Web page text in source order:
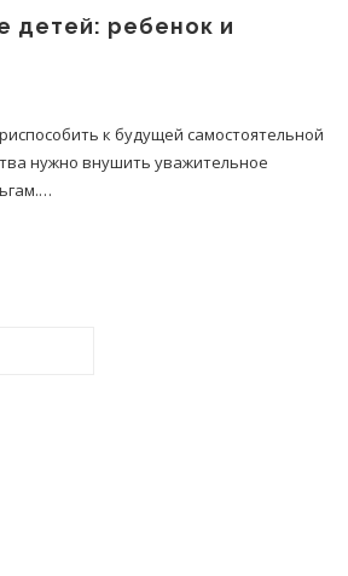
детей: ребенок и
к будущей самостоятельной
нужно внушить уважительное